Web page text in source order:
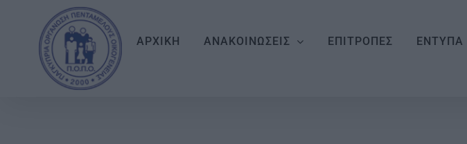
ΑΡΧΙΚΗ ΑΝΑΚΟΙΝΩΣΕΙΣ ΕΠΙΤΡΟΠΕΣ ΕΝΤΥΠΑ